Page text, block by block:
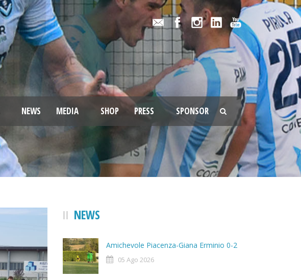
NEWS MEDIA SHOP PRESS SPONSOR
NEWS
Amichevole Piacenza-Giana Erminio 0-2
05 Ago 2026